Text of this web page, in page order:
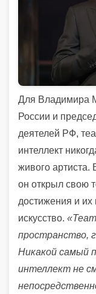
Для Владимира
России и
деятелей РФ,
интеллект
живого артиста.
он открыл свою
достижения и их
искусство.
пространство,
Никакой самый
интеллект не